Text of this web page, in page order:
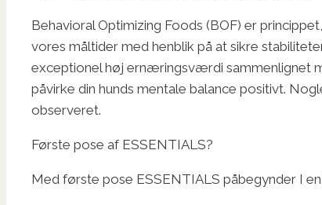
Behavioral Optimizing Foods (BOF) er
vores måltider med henblik på at sikre
exceptionel høj ernæringsværdi sammenlignet
påvirke din hunds mentale balance positivt.
observeret.
Første pose af ESSENTIALS?
Med første pose ESSENTIALS påbegynder I